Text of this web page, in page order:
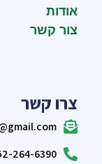
אודות
צור קשר
צרו קשר
264-6390